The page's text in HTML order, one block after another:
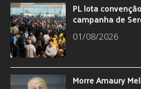
PL lota
campanha de
01/08/2026
Morre Amaury